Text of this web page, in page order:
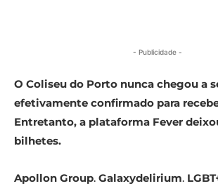
- Publicidade -
O Coliseu do Porto nunca chegou a
efetivamente confirmado para
Entretanto, a plataforma Fever
bilhetes.
Apollon Group. Galaxydelirium.